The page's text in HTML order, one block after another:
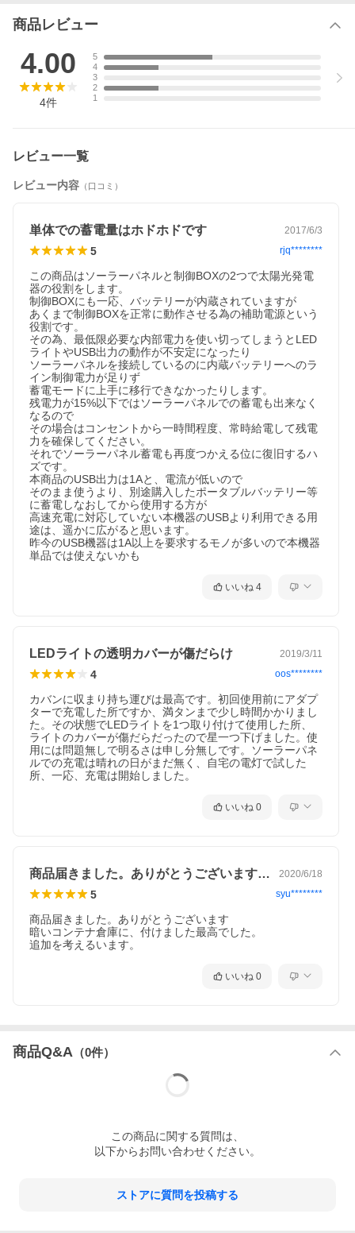
1)制御ボックスのライト用出力端子にLEDライトのケーブル端子
3)制御ボックスのメインスイッチＯＮ/ＯＦＦですべてのライトを
制御できます。
4)制御ボックスのメインスイッチをＯＮにしたまま、それぞれのL
EDライトのケーブルにあるスイッチでＯＮ/ＯＦＦできます。
2)ご自分の携帯電話にコネクタを接続して充電して下さい。
●制御ボックスのＬＥＤ表示
制御ボックスの上にある緑のＬＥＤランプはシステム状態を表示
続して充電して下さい。
●制御ボックスのメインスイッチ
Ｎの状態では内部回路の動作分だけわずかに電気を消費します。
◎楽しいキャンプ
◎まさかの被災時に
【注意】
■ソーラーパネルが太陽光発電をしている間、制御ボックスを炎天
いた日陰に置きます。
■最初の使用前に、まる一日をかけて完全に充電して下さい。
■制御ボックスは少なくとも月に一度充電して下さい。
■制御ボックスは9.5VDCコンバータで充電することもできます
ます。常にきれいにしておきましょう。
■本製品をお子様の遊び道具にしないで下さい。
■クレジットカードや磁気系の記憶メディア等は磁石の影響を受け
る恐れがありますので、本製品に近づけないようにご注意下さ
たりすると故障の原因となりますのでご注意下さい。
ソーラーパネル：出力4W 22.5×19.5(ｃｍ) ケーブル長 5ｍ
内蔵バッテリー：7.4V 4400mAh(リチウムイオンバッテリー）
商品レビュー
4.00
4件
5
4
3
2
1
レビュー一覧
レビュー内容 （口コミ）
単体での蓄電量はホドホドです 2017/6/3
5 rjq********
この商品はソーラーパネルと制御BOXの2つで太陽光発電
器の役割をします。
制御BOXにも一応、バッテリーが内蔵されていますが
あくまで制御BOXを正常に動作させる為の補助電源という
役割です。
その為、最低限必要な内部電力を使い切ってしまうとLED
ライトやUSB出力の動作が不安定になったり
ソーラーパネルを接続しているのに内蔵バッテリーへのラ
イン制御電力が足りず
蓄電モードに上手に移行できなかったりします。
残電力が15%以下ではソーラーパネルでの蓄電も出来なく
なるので
その場合はコンセントから一時間程度、常時給電して残電
力を確保してください。
それでソーラーパネル蓄電も再度つかえる位に復旧するハ
ズです。
本商品のUSB出力は1Aと、電流が低いので
そのまま使うより、別途購入したポータブルバッテリー等
に蓄電しなおしてから使用する方が
高速充電に対応していない本機器のUSBより利用できる用
途は、遥かに広がると思います。
昨今のUSB機器は1A以上を要求するモノが多いので本機器
単品では使えないかも
いいね 4
LEDライトの透明カバーが傷だらけ 2019/3/11
4 oos********
カバンに収まり持ち運びは最高です。初回使用前にアダプ
ターで充電した所ですか、満タンまで少し時間かかりまし
た。その状態でLEDライトを1つ取り付けて使用した所、
ライトのカバーが傷だらだったので星一つ下げました。使
用には問題無しで明るさは申し分無しです。ソーラーパネ
ルでの充電は晴れの日がまだ無く、自宅の電灯で試した
所、一応、充電は開始しました。
いいね 0
商品届きました。ありがとうございます暗… 2020/6/18
5 syu********
商品届きました。ありがとうございます
暗いコンテナ倉庫に、付けました最高でした。
追加を考えるいます。
いいね 0
商品Q&A （0件）
この商品に関する質問は、
以下からお問い合わせください。
ストアに質問を投稿する